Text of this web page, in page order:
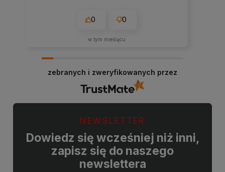
0 0
w tym miesiącu
zebranych i zweryfikowanych przez
NEWSLETTER
Dowiedz się wcześniej niż inni,
zapisz się do naszego
newslettera